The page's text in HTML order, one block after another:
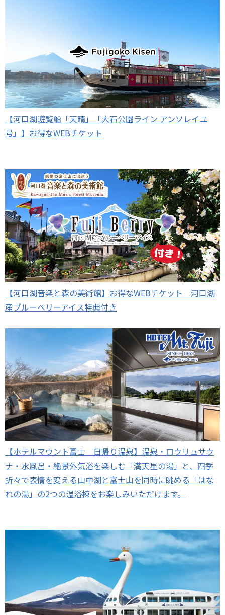
【河口湖遊覧船「天晴」「大石公園ライン アンソレイユ
号」】お得なWEBチケット
【河口湖音楽と森の美術館】お得なWEBチケット 河口湖
産ブルーベリーアイス特典付き
【ホテルマウント富士 日帰り温泉】温泉・ロウリュサウ
ナ・水風呂・絶景外気浴を楽しむ「満天星の湯」と、四季
折々で表情を変える山中湖と富士山を同時に眺める「はな
れの湯」の2つの温浴棟をお楽しみいただけます。